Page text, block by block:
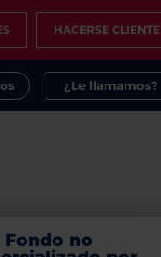
HACERSE CLIENTE
¿Le llamamos?
Fondo no